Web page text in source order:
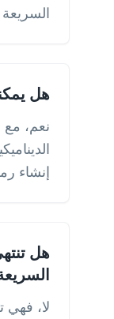
هل
نعم، مع
إنشاء
هل
لا، فهي